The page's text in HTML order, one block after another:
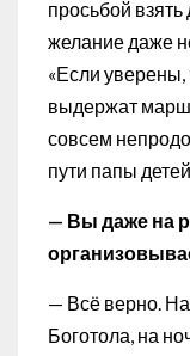
просьбой
желание даже
«Если уверены,
выдержат
совсем
пути папы
— Вы даже на
— Всё верно.
Боготола, на